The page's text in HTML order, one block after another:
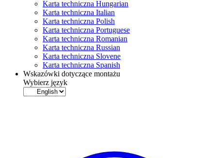
Karta techniczna Hungarian
Karta techniczna Italian
Karta techniczna Polish
Karta techniczna Portuguese
Karta techniczna Romanian
Karta techniczna Russian
Karta techniczna Slovene
Karta techniczna Spanish
Wskazówki dotyczące montażu
Wybierz język